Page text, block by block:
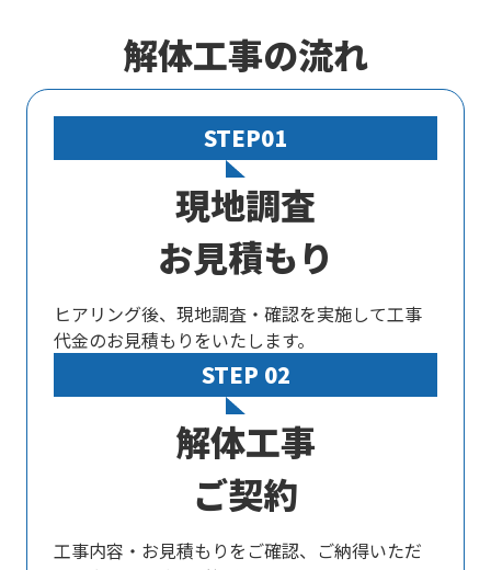
解体工事の流れ
STEP01
現地調査
お見積もり
ヒアリング後、現地調査・確認を実施して工事
代金のお見積もりをいたします。
STEP 02
解体工事
ご契約
工事内容・お見積もりをご確認、ご納得いただ